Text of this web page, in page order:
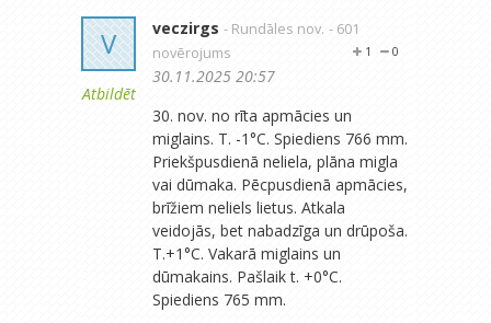
V
Atbildēt
veczirgs - Rundāles nov. - 601
novērojums
0
1
30.11.2025 20:57
30. nov. no rīta apmācies un
miglains. T. -1°C. Spiediens 766 mm.
Priekšpusdienā neliela, plāna migla
vai dūmaka. Pēcpusdienā apmācies,
brīžiem neliels lietus. Atkala
veidojās, bet nabadzīga un drūpoša.
T.+1°C. Vakarā miglains un
dūmakains. Pašlaik t. +0°C.
Spiediens 765 mm.